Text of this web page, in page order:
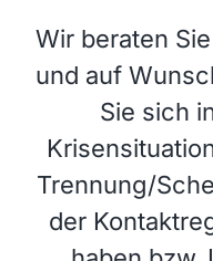
Wir beraten
und auf
Sie sich
Trennung/
der